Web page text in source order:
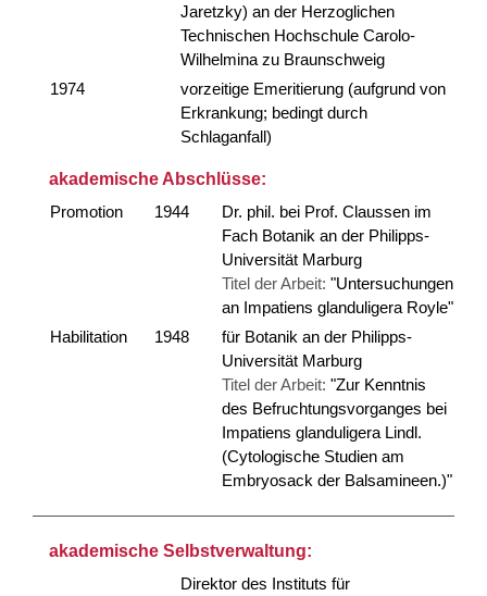
Jaretzky) an der Herzoglichen
Technischen Hochschule Carolo-
Wilhelmina zu Braunschweig
1974
vorzeitige Emeritierung (aufgrund von
Erkrankung; bedingt durch
Schlaganfall)
akademische Abschlüsse:
Promotion
1944
Dr. phil. bei Prof. Claussen im
Fach Botanik an der Philipps-
Universität Marburg
Titel der Arbeit: "Untersuchungen
an Impatiens glanduligera Royle"
Habilitation
1948
für Botanik an der Philipps-
Universität Marburg
Titel der Arbeit: "Zur Kenntnis
des Befruchtungsvorganges bei
Impatiens glanduligera Lindl.
(Cytologische Studien am
Embryosack der Balsamineen.)"
akademische Selbstverwaltung:
Direktor des Instituts für